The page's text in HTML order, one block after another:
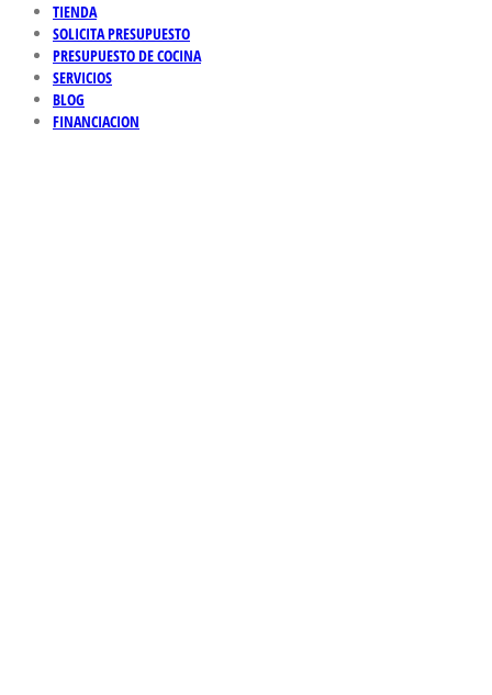
TIENDA
SOLICITA PRESUPUESTO
PRESUPUESTO DE COCINA
SERVICIOS
BLOG
FINANCIACION